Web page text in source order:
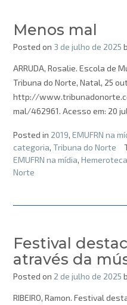
Menos mal
Posted on 3 de julho de 2025
ARRUDA, Rosalie. Escola de
Tribuna do Norte, Natal, 25
http://
mal/462961. Acesso em: 20
Posted in 2019, EMUFRN na
categoria, Tribuna do Norte
EMUFRN na mídia,
Norte
Festival
através da
Posted on 2 de julho de 2025
RIBEIRO, Ramon. Festival